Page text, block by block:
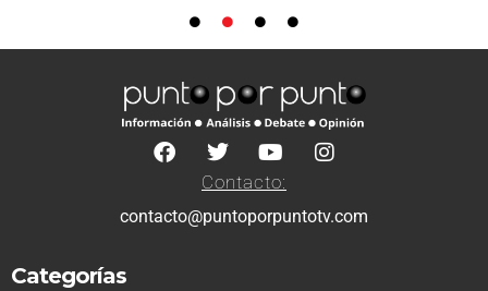
Contacto:
contacto@puntoporpuntotv.com
Categorías